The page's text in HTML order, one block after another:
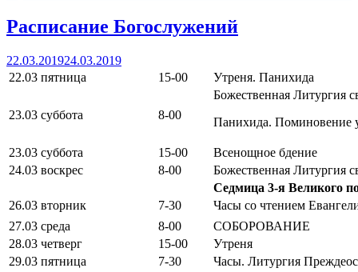
Расписание Богослужений
22.03.201924.03.2019
22.03 пятница
15-00 Утреня. Панихида
23.03 суббота 8-00
Божественная Литургия
Панихида. Поминовение
23.03 суббота 15-00
Всенощное бдение
24.03 воскрес
8-00
Божественная Литургия
Седмица 3-я Великого
26.03 вторник
7-30
Часы со чтением
27.03 среда
8-00
СОБОРОВАНИЕ
28.03 четверг
15-00
Утреня
29.03 пятница
7-30
Часы. Литургия